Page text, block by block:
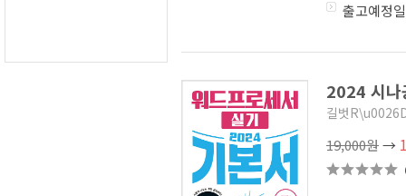
출고예정
2024 시나
길벗
19,000원→